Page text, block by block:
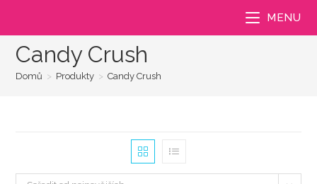
MENU
Candy Crush
Domů > Produkty > Candy Crush